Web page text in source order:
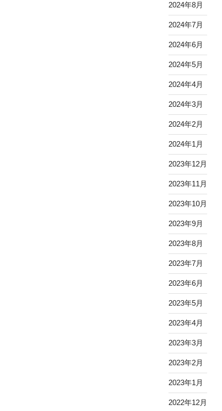
2024年8月
2024年7月
2024年6月
2024年5月
2024年4月
2024年3月
2024年2月
2024年1月
2023年12月
2023年11月
2023年10月
2023年9月
2023年8月
2023年7月
2023年6月
2023年5月
2023年4月
2023年3月
2023年2月
2023年1月
2022年12月